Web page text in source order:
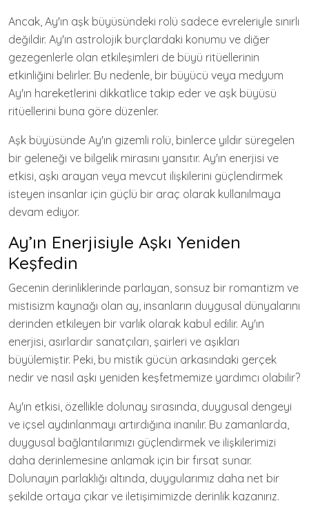
Ancak, Ay'ın aşk büyüsündeki rolü sadece evreleriyle sınırlı
değildir. Ay'ın astrolojik burçlardaki konumu ve diğer
gezegenlerle olan etkileşimleri de büyü ritüellerinin
etkinliğini belirler. Bu nedenle, bir büyücü veya medyum
Ay'ın hareketlerini dikkatlice takip eder ve aşk büyüsü
ritüellerini buna göre düzenler.
Aşk büyüsünde Ay'ın gizemli rolü, binlerce yıldır süregelen
bir geleneği ve bilgelik mirasını yansıtır. Ay'ın enerjisi ve
etkisi, aşkı arayan veya mevcut ilişkilerini güçlendirmek
isteyen insanlar için güçlü bir araç olarak kullanılmaya
devam ediyor.
Ay’ın Enerjisiyle Aşkı Yeniden
Keşfedin
Gecenin derinliklerinde parlayan, sonsuz bir romantizm ve
mistisizm kaynağı olan ay, insanların duygusal dünyalarını
derinden etkileyen bir varlık olarak kabul edilir. Ay'ın
enerjisi, asırlardır sanatçıları, şairleri ve aşıkları
büyülemiştir. Peki, bu mistik gücün arkasındaki gerçek
nedir ve nasıl aşkı yeniden keşfetmemize yardımcı olabilir?
Ay'ın etkisi, özellikle dolunay sırasında, duygusal dengeyi
ve içsel aydınlanmayı artırdığına inanılır. Bu zamanlarda,
duygusal bağlantılarımızı güçlendirmek ve ilişkilerimizi
daha derinlemesine anlamak için bir fırsat sunar.
Dolunayın parlaklığı altında, duygularımız daha net bir
şekilde ortaya çıkar ve iletişimimizde derinlik kazanırız.